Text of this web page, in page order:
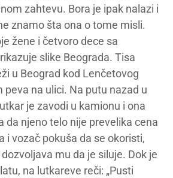
zahtevu. Bora je ipak nalazi i
znamo šta ona o tome misli.
žene i četvoro dece sa
slike Beograda. Tisa
u Beograd kod Lenčetovog
peva na ulici. Na putu nazad u
je zavodi u kamionu i ona
da njeno telo nije prevelika cena
i vozač pokuša da se okoristi,
mu da je siluje. Dok je
na lutkareve reči: „Pusti